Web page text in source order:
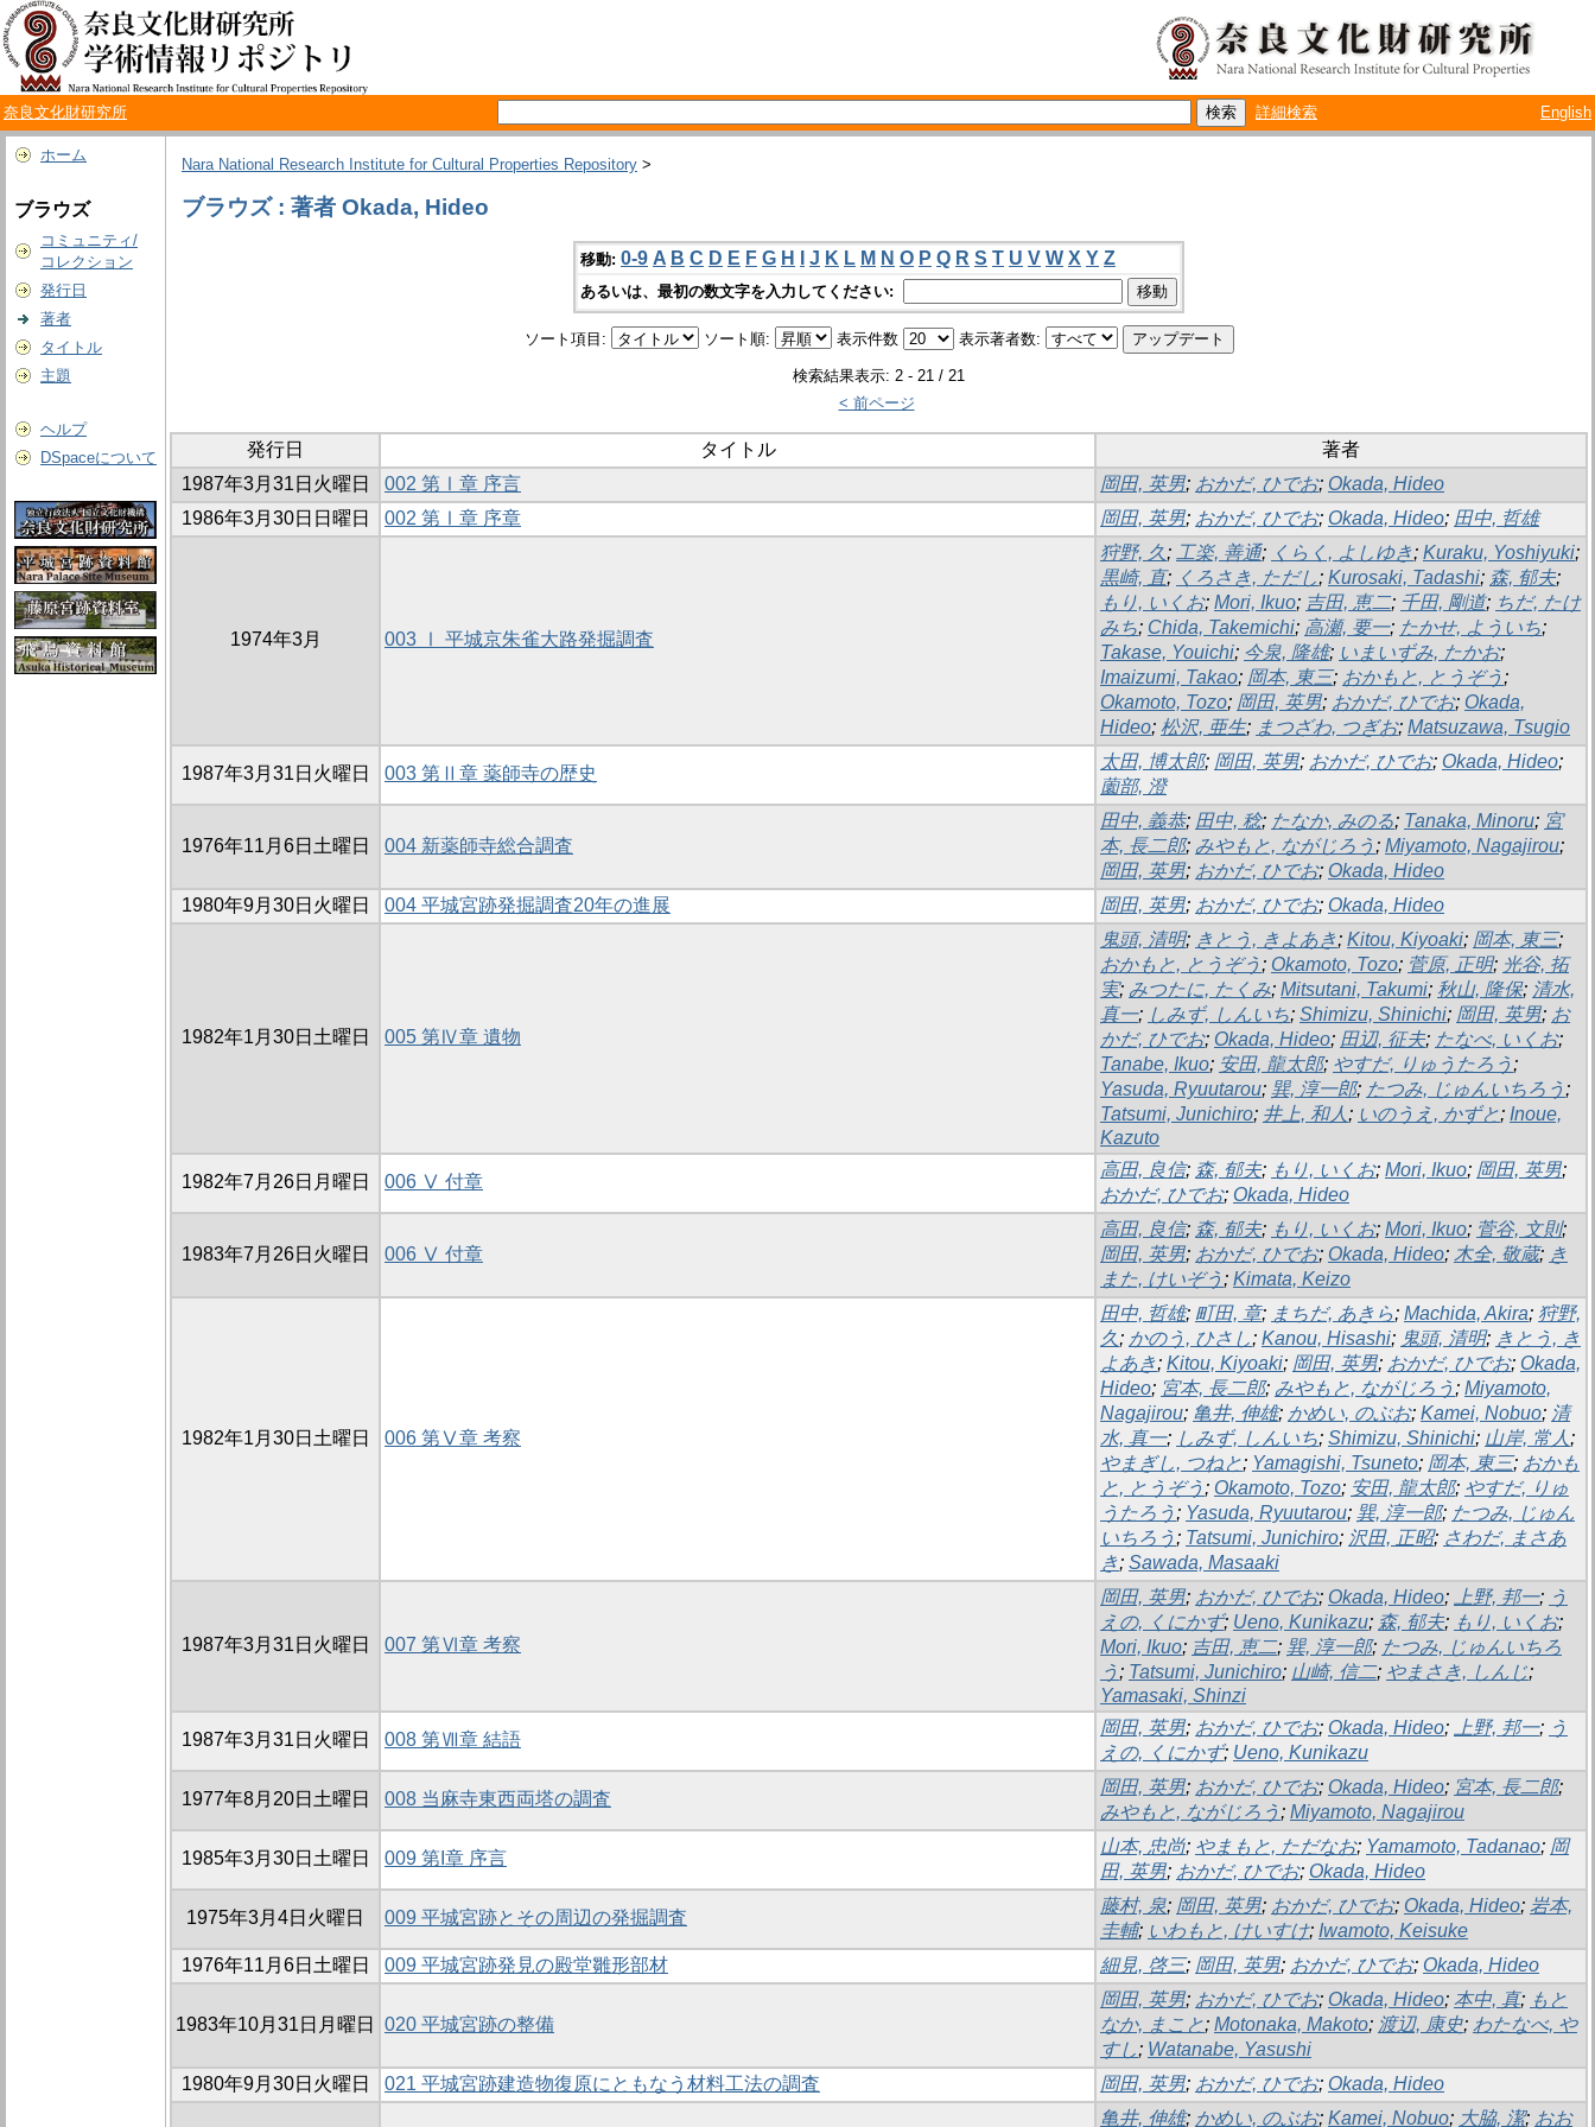
奈良文化財研究所 詳細検索 English
ホーム
ブラウズ
コミュニティ/
コレクション
発行日
著者
タイトル
主題
ヘルプ
DSpaceについて
Nara National Research Institute for Cultural Properties Repository >
ブラウズ : 著者 Okada, Hideo
移動: 0-9 A B C D E F G H J K L M N O P Q R S T U V W X Y Z
あるいは、最初の数文字を入力してください:
ソート項目: ソート順: 表示件数 表示著者数:
検索結果表示: 2 - 21 / 21
< 前ページ
発行日 タイトル
著者
1987年3月31日火曜日
002 第Ⅰ章 序言 岡田, 英男; おかだ, ひでお; Okada, Hideo
1986年3月30日日曜日
002 第Ⅰ章 序章 岡田, 英男; おかだ, ひでお; Okada, Hideo; 田中, 哲雄
1974年3月 003 Ⅰ 平城京朱雀大路発掘調査
狩野, 久; 工楽, 善通; くらく, よしゆき; Kuraku, Yoshiyuki;
黒崎, 直; くろさき, ただし; Kurosaki, Tadashi; 森, 郁夫;
もり, いくお; Mori, Ikuo; 吉田, 恵二; 千田, 剛道; ちだ, たけ
みち; Chida, Takemichi; 高瀬, 要一; たかせ, よういち;
Takase, Youichi; 今泉, 隆雄; いまいずみ, たかお;
Imaizumi, Takao; 岡本, 東三; おかもと, とうぞう ;
Okamoto, Tozo; 岡田, 英男; おかだ, ひでお; Okada,
Hideo; 松沢, 亜生; まつざわ, つぎお; Matsuzawa, Tsugio
1987年3月31日火曜日 003 第Ⅱ章 薬師寺の歴史
太田, 博太郎; 岡田, 英男; おかだ, ひでお; Okada, Hideo;
薗部, 澄
1976年11月6日土曜日 004 新薬師寺総合調査
田中, 義恭; 田中, 稔; たなか, みのる; Tanaka, Minoru; 宮
本, 長二郎; みやもと, ながじろう ; Miyamoto, Nagajirou;
岡田, 英男; おかだ, ひでお; Okada, Hideo
1980年9月30日火曜日
004 平城宮跡発掘調査20年の進展 岡田, 英男; おかだ, ひでお; Okada, Hideo
1982年1月30日土曜日 005 第Ⅳ章 遺物
鬼頭, 清明; きとう, きよあき; Kitou, Kiyoaki; 岡本, 東三;
おかもと, とうぞう ; Okamoto, Tozo; 菅原, 正明; 光谷, 拓
実; みつたに, たくみ; Mitsutani, Takumi; 秋山, 隆保; 清水,
真一; しみず, しんいち; Shimizu, Shinichi; 岡田, 英男; お
かだ, ひでお; Okada, Hideo; 田辺, 征夫; たなべ, いくお;
Tanabe, Ikuo; 安田, 龍太郎; やすだ, りゅうたろう ;
Yasuda, Ryuutarou; 巽, 淳一郎; たつみ, じゅんいちろう ;
Tatsumi, Junichiro; 井上, 和人 ; いのうえ, かずと; Inoue,
Kazuto
1982年7月26日月曜日 006 Ⅴ 付章
高田, 良信; 森, 郁夫; もり, いくお; Mori, Ikuo; 岡田, 英男;
おかだ, ひでお; Okada, Hideo
1983年7月26日火曜日 006 Ⅴ 付章
高田, 良信; 森, 郁夫; もり, いくお; Mori, Ikuo; 菅谷, 文則;
岡田, 英男; おかだ, ひでお; Okada, Hideo; 木全, 敬蔵; き
また, けいぞう ; Kimata, Keizo
1982年1月30日土曜日 006 第Ⅴ章 考察
田中, 哲雄; 町田, 章; まちだ, あきら; Machida, Akira; 狩野,
久; かのう, ひさし; Kanou, Hisashi; 鬼頭, 清明; きとう, き
よあき; Kitou, Kiyoaki; 岡田, 英男; おかだ, ひでお; Okada,
Hideo; 宮本, 長二郎; みやもと, ながじろう ; Miyamoto,
Nagajirou; 亀井, 伸雄; かめい, のぶお; Kamei, Nobuo; 清
水, 真一; しみず, しんいち; Shimizu, Shinichi; 山岸, 常人 ;
やまぎし, つねと; Yamagishi, Tsuneto; 岡本, 東三; おかも
と, とうぞう ; Okamoto, Tozo; 安田, 龍太郎; やすだ, りゅ
うたろう ; Yasuda, Ryuutarou; 巽, 淳一郎; たつみ, じゅん
いちろう ; Tatsumi, Junichiro; 沢田, 正昭; さわだ, まさあ
き; Sawada, Masaaki
1987年3月31日火曜日 007 第Ⅵ章 考察
岡田, 英男; おかだ, ひでお; Okada, Hideo; 上野, 邦一; う
えの, くにかず; Ueno, Kunikazu; 森, 郁夫; もり, いくお;
Mori, Ikuo; 吉田, 恵二; 巽, 淳一郎; たつみ, じゅんいちろ
う ; Tatsumi, Junichiro; 山崎, 信二; やまさき, しんじ;
Yamasaki, Shinzi
1987年3月31日火曜日 008 第Ⅶ章 結語
岡田, 英男; おかだ, ひでお; Okada, Hideo; 上野, 邦一; う
えの, くにかず; Ueno, Kunikazu
1977年8月20日土曜日 008 当麻寺東西両塔の調査
岡田, 英男; おかだ, ひでお; Okada, Hideo; 宮本, 長二郎;
みやもと, ながじろう ; Miyamoto, Nagajirou
1985年3月30日土曜日 009 第I章 序言
山本, 忠尚; やまもと, ただなお; Yamamoto, Tadanao; 岡
田, 英男; おかだ, ひでお; Okada, Hideo
1975年3月4日火曜日 009 平城宮跡とその周辺の発掘調査
藤村, 泉; 岡田, 英男; おかだ, ひでお; Okada, Hideo; 岩本,
圭輔; いわもと, けいすけ; Iwamoto, Keisuke
1976年11月6日土曜日
009 平城宮跡発見の殿堂雛形部材 細見, 啓三; 岡田, 英男; おかだ, ひでお; Okada, Hideo
1983年10月31日月曜日 020 平城宮跡の整備
岡田, 英男; おかだ, ひでお; Okada, Hideo; 本中, 真; もと
なか, まこと; Motonaka, Makoto; 渡辺, 康史; わたなべ, や
すし; Watanabe, Yasushi
1980年9月30日火曜日
021 平城宮跡建造物復原にともなう材料工法の調査 岡田, 英男; おかだ, ひでお; Okada, Hideo
亀井, 伸雄; かめい, のぶお; Kamei, Nobuo; 大脇, 潔; おお